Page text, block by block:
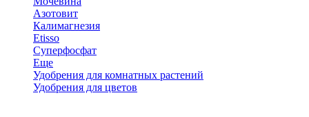
Азотовит
Калимагнезия
Etisso
Суперфосфат
Еще
Удобрения для комнатных растений
Удобрения для цветов